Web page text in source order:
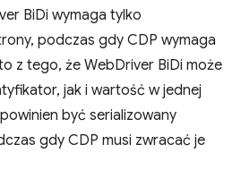
BiDi wymaga tylko
podczas gdy CDP wymaga
z tego, że WebDriver BiDi może
jak i wartość w jednej
być serializowany
gdy CDP musi zwracać je